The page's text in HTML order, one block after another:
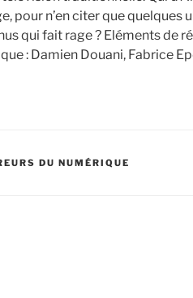
pour n’en citer que quelques
qui fait rage ? Eléments de
: Damien Douani, Fabrice
DU NUMÉRIQUE